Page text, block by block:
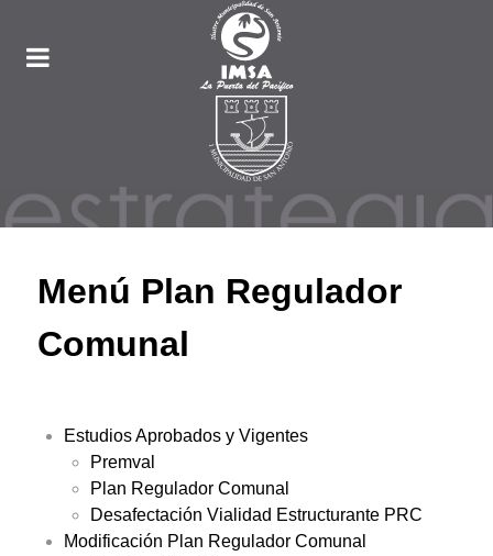
Menú Plan Regulador
Comunal
Estudios Aprobados y Vigentes
Premval
Plan Regulador Comunal
Desafectación Vialidad Estructurante PRC
Modificación Plan Regulador Comunal